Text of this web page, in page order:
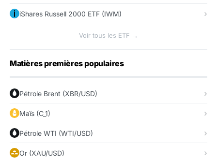
iShares Russell 2000 ETF (IWM)
Voir tous les ETF →
Matières premières populaires
Pétrole Brent (XBR/USD)
Maïs (C_1)
Pétrole WTI (WTI/USD)
Or (XAU/USD)